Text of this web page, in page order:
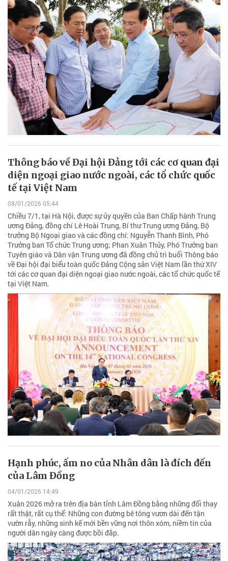
Thông báo về Đại hội Đảng tới các cơ quan đại
diện ngoại giao nước ngoài, các tổ chức quốc
tế tại Việt Nam
08/01/2026 05:44
Chiều 7/1, tại Hà Nội, được sự ủy quyền của Ban Chấp hành Trung
ương Đảng, đồng chí Lê Hoài Trung, Bí thư Trung ương Đảng, Bộ
trưởng Bộ Ngoại giao và các đồng chí: Nguyễn Thanh Bình, Phó
Trưởng ban Tổ chức Trung ương; Phan Xuân Thủy, Phó Trưởng ban
Tuyên giáo và Dân vận Trung ương đã đồng chủ trì buổi Thông báo
về Đại hội đại biểu toàn quốc Đảng Cộng sản Việt Nam lần thứ XIV
tới các cơ quan đại diện ngoại giao nước ngoài, các tổ chức quốc tế
tại Việt Nam.
Hạnh phúc, ấm no của Nhân dân là đích đến
của Lâm Đồng
04/01/2026 14:49
Xuân 2026 mở ra trên địa bàn tỉnh Lâm Đồng bằng những đổi thay
rất thật, rất cụ thể: Những con đường bê tông vươn dài đến tận
vườn rẫy, những sinh kế mới bền vững nơi thôn xóm, niềm tin của
người dân ngày càng được bồi đắp.